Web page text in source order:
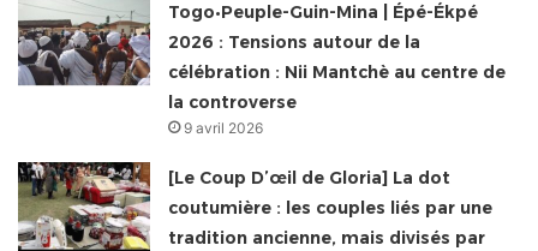
Togo•Peuple-Guin-Mina | Épé-Ékpé
2026 : Tensions autour de la
célébration : Nii Mantchè au centre de
la controverse
9 avril 2026
[Le Coup D’œil de Gloria] La dot
coutumière : les couples liés par une
tradition ancienne, mais divisés par